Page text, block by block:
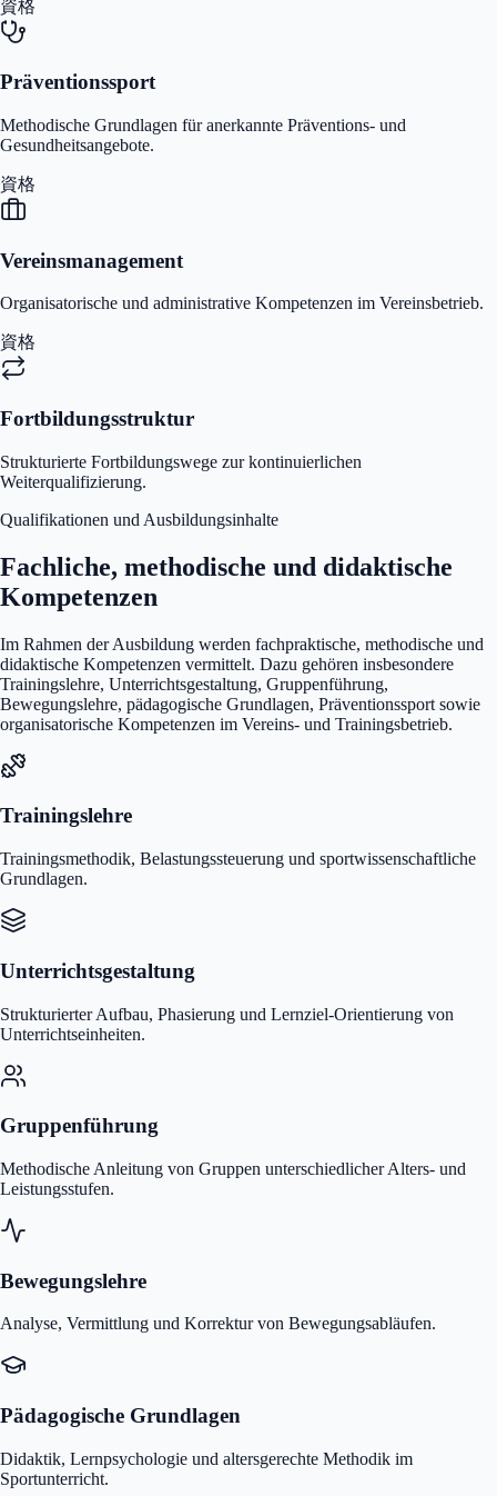
資格
Präventionssport
Methodische Grundlagen für anerkannte Präventions- und
Gesundheitsangebote.
資格
Vereinsmanagement
Organisatorische und administrative Kompetenzen im Vereinsbetrieb.
資格
Fortbildungsstruktur
Strukturierte Fortbildungswege zur kontinuierlichen
Weiterqualifizierung.
Qualifikationen und Ausbildungsinhalte
Fachliche, methodische und didaktische
Kompetenzen
Im Rahmen der Ausbildung werden fachpraktische, methodische und
didaktische Kompetenzen vermittelt. Dazu gehören insbesondere
Trainingslehre, Unterrichtsgestaltung, Gruppenführung,
Bewegungslehre, pädagogische Grundlagen, Präventionssport sowie
organisatorische Kompetenzen im Vereins- und Trainingsbetrieb.
Trainingslehre
Trainingsmethodik, Belastungssteuerung und sportwissenschaftliche
Grundlagen.
Unterrichtsgestaltung
Strukturierter Aufbau, Phasierung und Lernziel-Orientierung von
Unterrichtseinheiten.
Gruppenführung
Methodische Anleitung von Gruppen unterschiedlicher Alters- und
Leistungsstufen.
Bewegungslehre
Analyse, Vermittlung und Korrektur von Bewegungsabläufen.
Pädagogische Grundlagen
Didaktik, Lernpsychologie und altersgerechte Methodik im
Sportunterricht.